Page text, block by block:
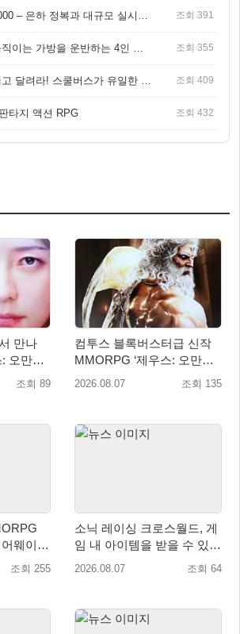
조회 391
조회 355
조회 409
타지 액션 RPG 조회 432
만나
우 박지
조회 89
컴투스 블록버스터급 신작
MMORPG ‘제우스: 오만의
신’, 8월 26일 출시!
2026.08.07 조회 135
웨이크
조회 255
소닉 레이싱 크로스월드, 게
임 내 아이템을 받을 수 있는
‘레전드 대회 라운드 7’ 개최!
2026.08.07 조회 64